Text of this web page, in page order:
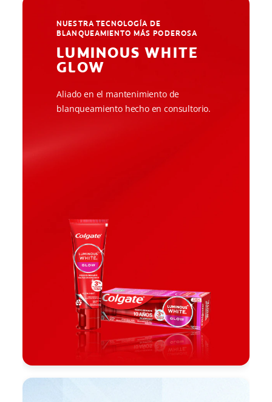
NUESTRA TECNOLOGÍA DE
BLANQUEAMIENTO MÁS PODEROSA
LUMINOUS WHITE
GLOW
Aliado en el mantenimiento de
blanqueamiento hecho en consultorio.